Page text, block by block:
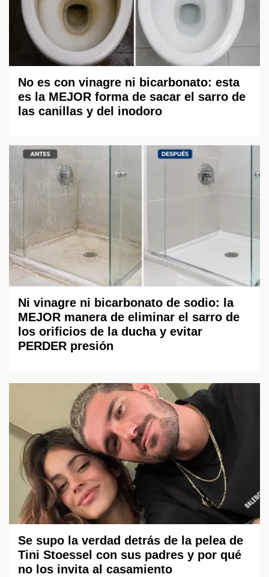
No es con vinagre ni bicarbonato: esta
es la MEJOR forma de sacar el sarro de
las canillas y del inodoro
Ni vinagre ni bicarbonato de sodio: la
MEJOR manera de eliminar el sarro de
los orificios de la ducha y evitar
PERDER presión
Se supo la verdad detrás de la pelea de
Tini Stoessel con sus padres y por qué
no los invita al casamiento